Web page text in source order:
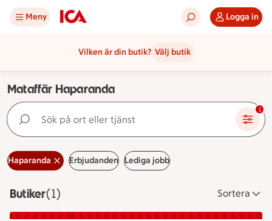
Meny Logga in
Vilken är din butik? Välj butik
Mataffär Haparanda
Sök på ort eller tjänst 1
Haparanda Erbjudanden Lediga jobb
ButikerVisar 1 stycken
(1) Sortera